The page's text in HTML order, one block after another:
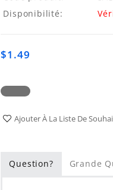
Disponibilité:
$1.49
Ajouter À La Liste De
Question? Grande